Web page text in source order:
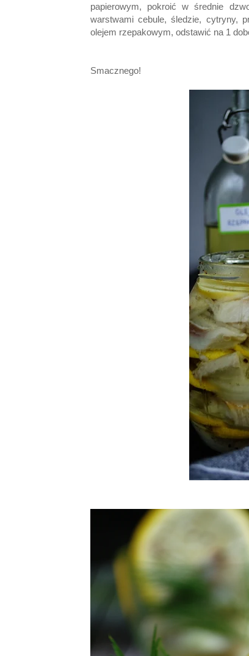
papierowym, pokroić w średnie
warstwami cebule, śledzie, cytryny,
olejem rzepakowym, odstawić na 1
Smacznego!